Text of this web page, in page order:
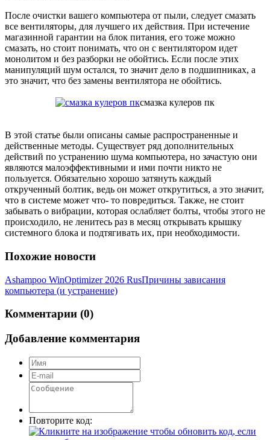
После очистки вашего компьютера от пыли, следует смазать
все вентиляторы, для лучшего их действия. При истечение
магазинной гарантии на блок питания, его тоже можно
смазать, но стоит понимать, что он с вентилятором идет
монолитом и без разборки не обойтись. Если после этих
манипуляций шум остался, то значит дело в подшипниках, а
это значит, что без замены вентилятора не обойтись.
смазка кулеров пк
В этой статье были описаны самые распространенные и
действенные методы. Существует ряд дополнительных
действий по устранению шума компьютера, но зачастую они
являются малоэффективными и ими почти никто не
пользуется. Обязательно хорошо затянуть каждый
открученный болтик, ведь он может открутиться, а это значит,
что в системе может что- то повредиться. Также, не стоит
забывать о вибрации, которая ослабляет болты, чтобы этого не
происходило, не ленитесь раз в месяц открывать крышку
системного блока и подтягивать их, при необходимости.
Похожие новости
Ashampoo WinOptimizer 2026 RusПричины зависания
компьютера (и устранение)
Комментарии (0)
Добавление комментария
Повторите код: